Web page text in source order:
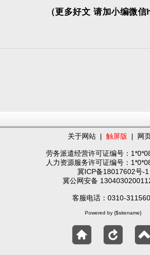
（更多好文 请加小编微信
关于网站 | 触屏版 | 网
劳务派遣经营许可证编号：
人力资源服务许可证编号：
冀ICP备18017602号-1
冀公网安备
客服电话：0310-
Powered by {$sitename}